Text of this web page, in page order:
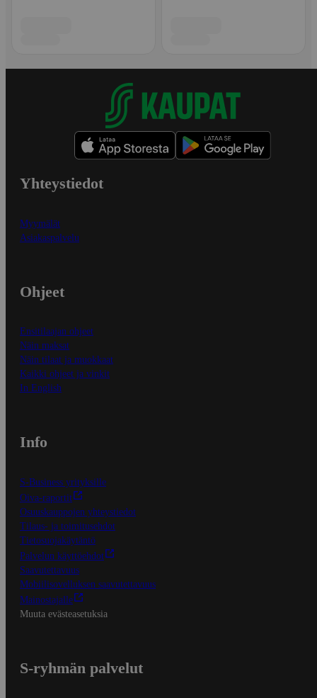
Yhteystiedot
Myymälät
Asiakaspalvelu
Ohjeet
Ensitilaajan ohjeet
Näin maksat
Näin tilaat ja muokkaat
Kaikki ohjeet ja vinkit
In English
Info
S-Business yrityksille
Oiva-raportit
Osuuskauppojen yhteystiedot
Tilaus- ja toimitusehdot
Tietosuojakäytäntö
Palvelun käyttöehdot
Saavutettavuus
Mobiilisovelluksen saavutettavuus
Mainostajalle
Muuta evästeasetuksia
S-ryhmän palvelut